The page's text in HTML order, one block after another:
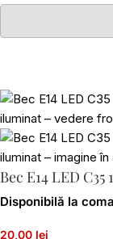
Bec E14 LED C35
Disponibilă la
20,00 lei